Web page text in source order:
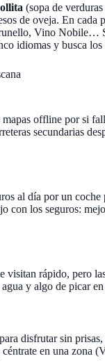
(sopa de
de oveja. En cada
Vino Nobile…
idiomas y busca
offline por si
secundarias
al día por un
con los seguros:
visitan rápido, pero
y algo de picar
disfrutar sin
en una zona